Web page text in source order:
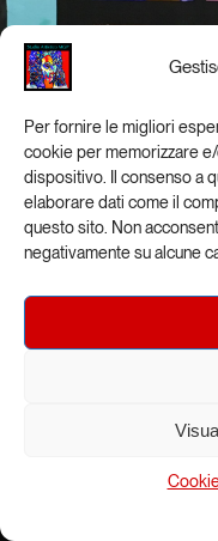
Per fornire le migliori
cookie per memorizzare
dispositivo. Il consenso a
elaborare dati come il
questo sito. Non
negativamente su alcune